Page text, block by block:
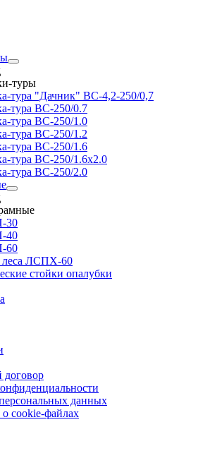
туры
тура "Дачник" ВС-4,2-250/0,7
тура ВС-250/0.7
тура ВС-250/1.0
тура ВС-250/1.2
тура ВС-250/1.6
тура ВС-250/1.6х2.0
тура ВС-250/2.0
30
40
60
леса ЛСПХ-60
стойки опалубки
данных
cookie-файлах